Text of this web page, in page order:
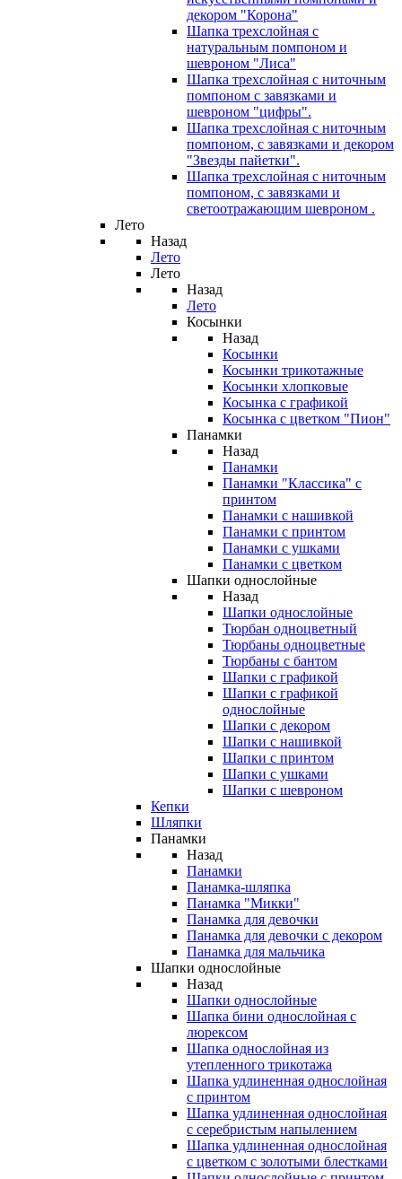
декором "Корона"
Шапка трехслойная с
натуральным помпоном и
шевроном "Лиса"
Шапка трехслойная с ниточным
помпоном с завязками и
шевроном "цифры".
Шапка трехслойная с ниточным
помпоном, с завязками и декором
"Звезды пайетки".
Шапка трехслойная с ниточным
помпоном, с завязками и
светоотражающим шевроном .
Лето
Назад
Лето
Лето
Назад
Лето
Косынки
Назад
Косынки
Косынки трикотажные
Косынки хлопковые
Косынка с графикой
Косынка с цветком "Пион"
Панамки
Назад
Панамки
Панамки "Классика" с
принтом
Панамки с нашивкой
Панамки с принтом
Панамки с ушками
Панамки с цветком
Шапки однослойные
Назад
Шапки однослойные
Тюрбан одноцветный
Тюрбаны одноцветные
Тюрбаны с бантом
Шапки с графикой
Шапки с графикой
однослойные
Шапки с декором
Шапки с нашивкой
Шапки с принтом
Шапки с ушками
Шапки с шевроном
Кепки
Шляпки
Панамки
Назад
Панамки
Панамка-шляпка
Панамка "Микки"
Панамка для девочки
Панамка для девочки с декором
Панамка для мальчика
Шапки однослойные
Назад
Шапки однослойные
Шапка бини однослойная с
люрексом
Шапка однослойная из
утепленного трикотажа
Шапка удлиненная однослойная
с принтом
Шапка удлиненная однослойная
с серебристым напылением
Шапка удлиненная однослойная
с цветком с золотыми блестками